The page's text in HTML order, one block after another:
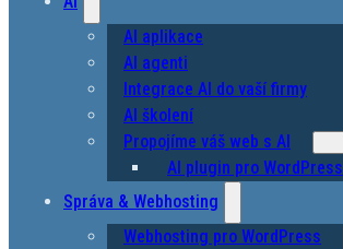
AI aplikace
AI agenti
Integrace AI do vaší firmy
AI školení
Propojíme váš web s AI
AI plugin pro WordPress
Správa & Webhosting
Webhosting pro WordPress